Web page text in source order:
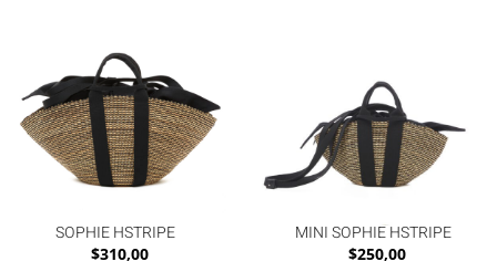
SOPHIE HSTRIPE
$310,00
MINI SOPHIE HSTRIPE
$250,00